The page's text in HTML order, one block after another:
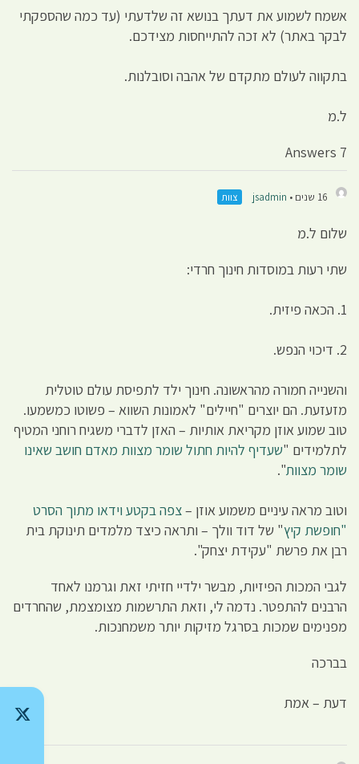
אשמח לשמוע את דעתך בנושא זה שלדעתי (עד כמה שהספקתי
לבקר באתר) לא זכה להתייחסות מצידכם.
בתקווה לעולם מתקדם של אהבה וסובלנות.
ל.מ
7 Answers
16 שנים • jsadmin צוות
שלום ל.מ
שתי רעות במוסדות חינוך חרדי:
1. הכאה פיזית.
2. דיכוי הנפש.
והשנייה חמורה מהראשונה. חינוך ילד לתפיסת עולם טוטלית
מזעזעת. הם יוצרים "חיילים" לאמונות השווא – פשוטו כמשמעו.
טוב שמוע אוזן מקריאת אותיות – האזן לדברי משגיח רוחני המטיף
לתלמידים "שעדיף להיות חתול שומר מצוות מאדם חושב שאינו
שומר מצוות".
וטוב מראה עיניים משמוע אוזן –צפה בקטע וידאו מתוך הסרט
"חופשת קיץ" של דוד וולך – ותראה כיצד מלמדים תינוקת בית
רבן את פרשת "עקידת יצחק".
לגבי המכות הפיזיות, מבשר ילדיי חזיתי זאת וגרמנו לאחד
הרבנים להתפטר. נדמה לי, וזאת התרשמות מצומצמת, שהחרדים
מפנימים שמכות בסרגל מזיקות יותר משמחנכות.
בברכה
דעת – אמת